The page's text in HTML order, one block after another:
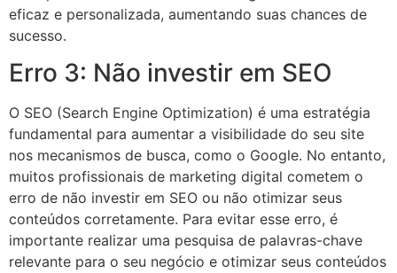
eficaz e personalizada, aumentando suas chances de
sucesso.
Erro 3: Não investir em SEO
O SEO (Search Engine Optimization) é uma estratégia
fundamental para aumentar a visibilidade do seu site
nos mecanismos de busca, como o Google. No entanto,
muitos profissionais de marketing digital cometem o
erro de não investir em SEO ou não otimizar seus
conteúdos corretamente. Para evitar esse erro, é
importante realizar uma pesquisa de palavras-chave
relevante para o seu negócio e otimizar seus conteúdos